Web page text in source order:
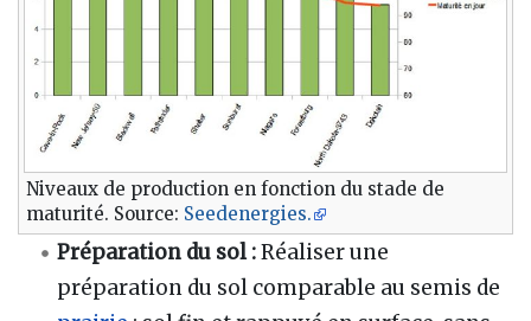
Niveaux de production en fonction du stade de
maturité. Source: Seedenergies.
Préparation du sol :Réaliser une
préparation du sol comparable au semis de